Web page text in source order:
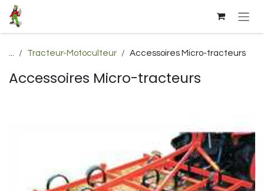
Se rendre au contenu
... Tracteur-Motoculteur Accessoires Micro-tracteurs
Accessoires Micro-tracteurs